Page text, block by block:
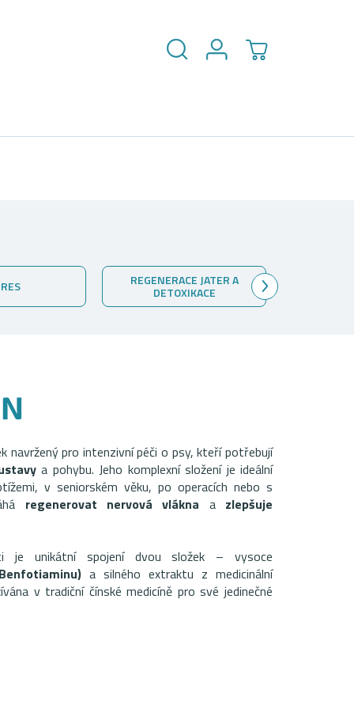
REGENERACE JATER A
DETOXIKACE
navržený pro intenzivní péči o psy, kteří potřebují
a pohybu. Jeho komplexní složení je ideální
v seniorském věku, po operacích nebo s
regenerovat nervová vlákna a zlepšuje
je unikátní spojení dvou složek – vysoce
a silného extraktu z medicinální
v tradiční čínské medicíně pro své jedinečné